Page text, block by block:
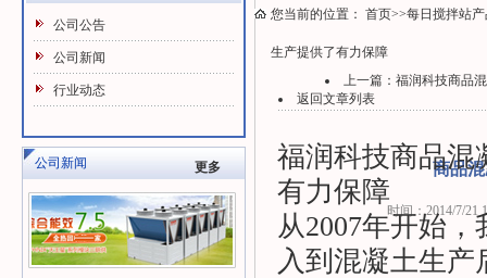
公司公告
公司新闻
行业动态
公司新闻 更多
您当前的位置： 首页>>每日搅拌站
生产提供了有力保障
上一篇： 福润科技商品
返回文章列表
商品
时间：2014/7/21
福润科技商品混
有力保障
从2007年开始
入到混凝土生产